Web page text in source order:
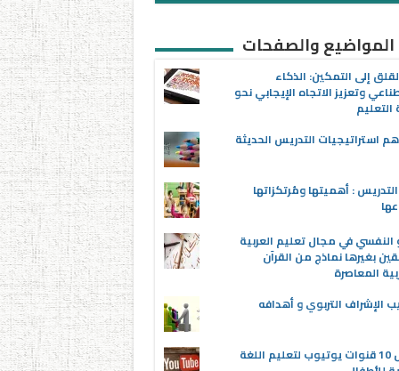
المواضيع والصفحات
إلى التمكين: الذكاء
وتعزيز الاتجاه الإيجابي نحو
استراتيجيات التدريس الحديثة
: أهميتها ومُرتكزاتها
النفسي في مجال تعليم العربية
بغيرها نماذج من القرآن
المعاصرة
الإشراف التربوي و أهدافه
أفضل 10 قنوات يوتيوب لتعليم اللغة